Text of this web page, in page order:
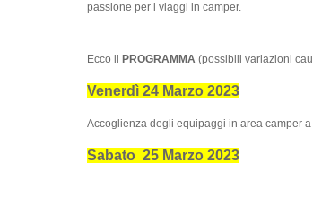
passione per i viaggi in camper.
Ecco il PROGRAMMA (possibili variazioni
Venerdì 24 Marzo 2023
Accoglienza degli equipaggi in area camper
Sabato 25 Marzo 2023